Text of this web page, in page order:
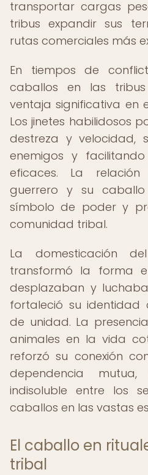
transportar cargas
tribus expandir sus
rutas comerciales más
En tiempos de
caballos en las
ventaja significativa en
Los jinetes habilidosos
destreza y velocidad,
enemigos y
eficaces. La
guerrero y su
símbolo de poder y
comunidad tribal.
La domesticación
transformó la forma
desplazaban y
fortaleció su identidad
de unidad. La
animales en la vida
reforzó su conexión
dependencia
indisoluble entre los
caballos en las vastas
El caballo en
tribal